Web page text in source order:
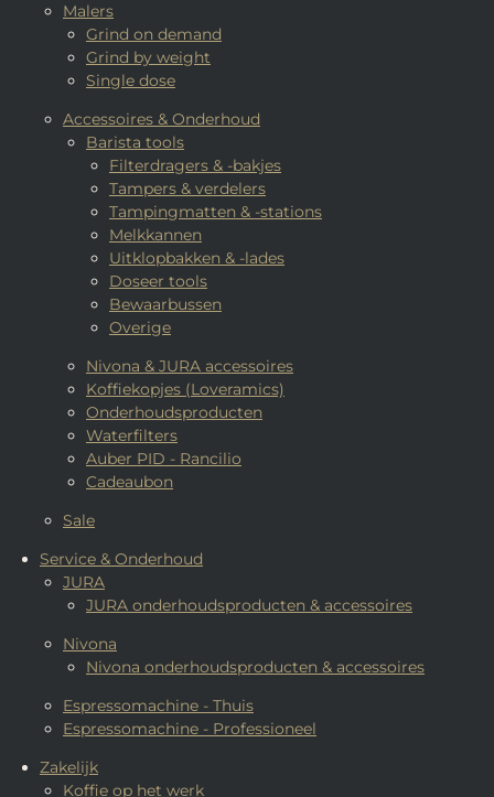
Malers
Grind on demand
Grind by weight
Single dose
Accessoires & Onderhoud
Barista tools
Filterdragers & -bakjes
Tampers & verdelers
Tampingmatten & -stations
Melkkannen
Uitklopbakken & -lades
Doseer tools
Bewaarbussen
Overige
Nivona & JURA accessoires
Koffiekopjes (Loveramics)
Onderhoudsproducten
Waterfilters
Auber PID - Rancilio
Cadeaubon
Sale
Service & Onderhoud
JURA
JURA onderhoudsproducten & accessoires
Nivona
Nivona onderhoudsproducten & accessoires
Espressomachine - Thuis
Espressomachine - Professioneel
Zakelijk
Koffie op het werk